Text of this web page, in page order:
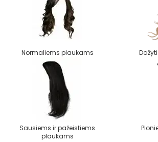
Normaliems plaukams
Sausiems ir pažeistiems
plaukams